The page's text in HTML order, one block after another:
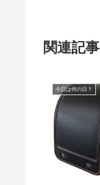
関連記事
今日は何の日？